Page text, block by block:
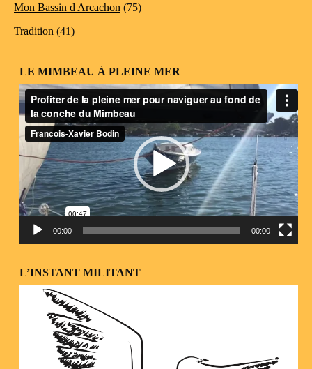
Mon Bassin d Arcachon (75)
Tradition (41)
LE MIMBEAU À PLEINE MER
Lecteur
vidéo
00:00 00:00
L’INSTANT MILITANT